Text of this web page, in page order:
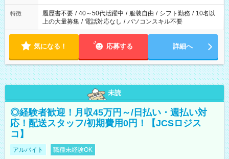
特徴 履歴書不要 / 40～50代活躍中 / 服装自由 / シフト勤務 / 10名以
上の大量募集 / 電話対応なし / パソコンスキル不要
気になる！ 応募する 詳細へ
未読
◎経験者歓迎！月収45万円～/日払い・週払い対
応！配送スタッフ/初期費用0円！【JCSロジス
コ】
アルバイト 職種未経験OK